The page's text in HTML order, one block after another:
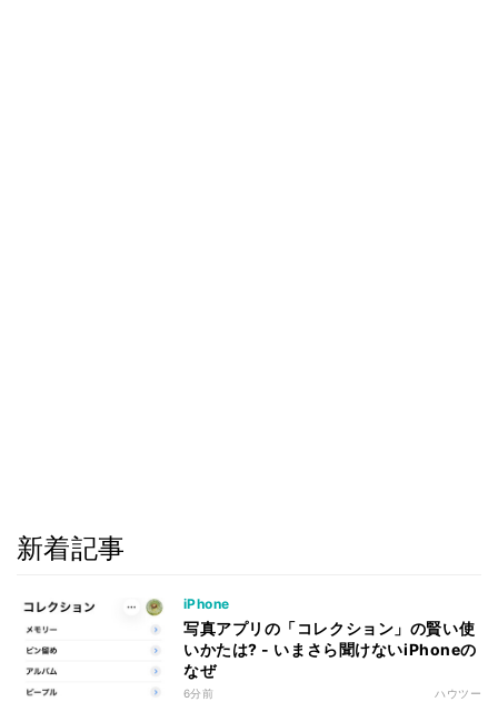
新着記事
iPhone
写真アプリの「コレクション」の賢い使
いかたは? - いまさら聞けないiPhoneの
なぜ
6分前 ハウツー